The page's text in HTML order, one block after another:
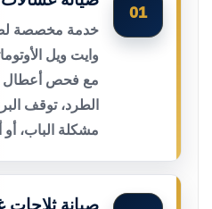
01
خدمة مخصصة
وايت ويل
مع فحص أعطال
الطرد، توقف
مشكلة الباب،
صيانة